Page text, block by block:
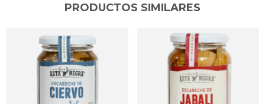
PRODUCTOS SIMILARES